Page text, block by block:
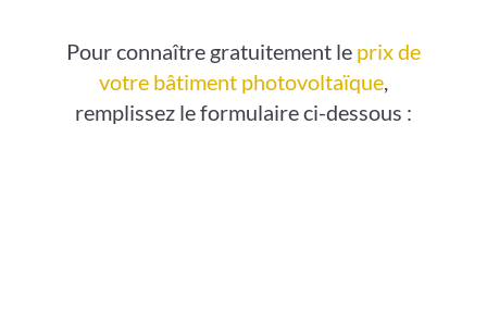
Pour connaître gratuitement le prix de
votre bâtiment photovoltaïque,
remplissez le formulaire ci-dessous :